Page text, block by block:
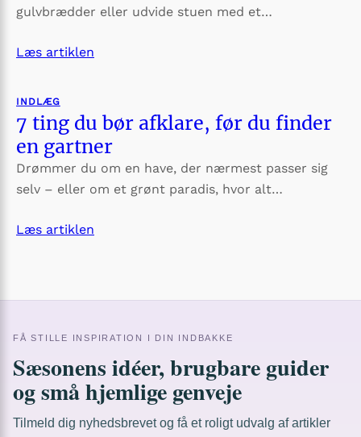
gulvbrædder eller udvide stuen med et…
Læs artiklen
INDLÆG
7 ting du bør afklare, før du finder
en gartner
Drømmer du om en have, der nærmest passer sig
selv – eller om et grønt paradis, hvor alt…
Læs artiklen
FÅ STILLE INSPIRATION I DIN INDBAKKE
Sæsonens idéer, brugbare guider
og små hjemlige genveje
Tilmeld dig nyhedsbrevet og få et roligt udvalg af artikler